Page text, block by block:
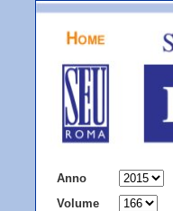
Anno
Volume